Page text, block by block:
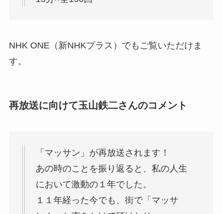
NHK ONE（新NHKプラス）でもご覧いただけま
す。
再放送に向けて玉山鉄二さんのコメント
「マッサン」が再放送されます！
あの時のことを振り返ると、私の人生
において激動の１年でした。
１１年経った今でも、街で「マッサ